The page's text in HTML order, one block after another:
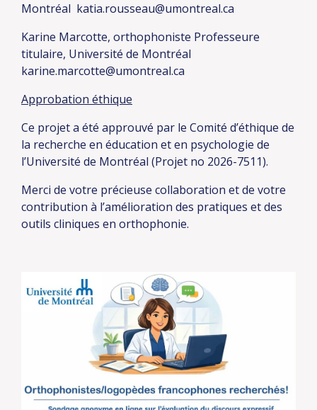
Montréal katia.rousseau@umontreal.ca
Karine Marcotte, orthophoniste Professeure
titulaire, Université de Montréal
karine.marcotte@umontreal.ca
Approbation éthique
Ce projet a été approuvé par le Comité d’éthique de
la recherche en éducation et en psychologie de
l’Université de Montréal (Projet no 2026-7511).
Merci de votre précieuse collaboration et de votre
contribution à l’amélioration des pratiques et des
outils cliniques en orthophonie.